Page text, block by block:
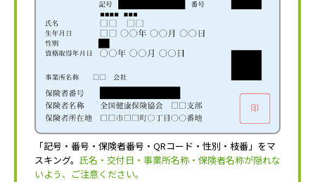
「記号・番号・保険者番号・QRコード・性別・枝番」をマ
スキング。 氏名・交付日・事業所名称・保険者名称が隠れな
いよう、ご注意ください。